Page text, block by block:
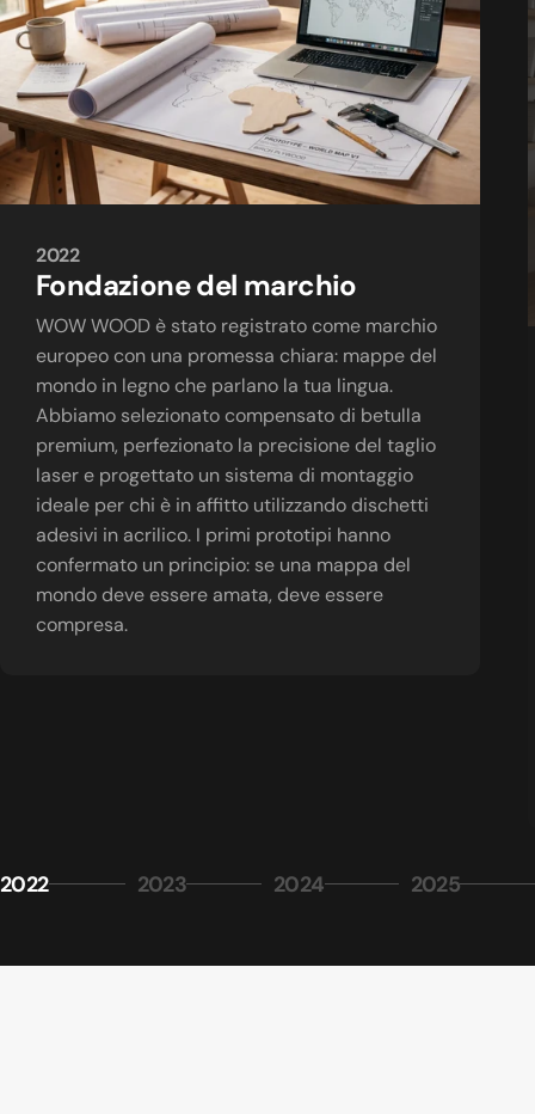
2022
Fondazionedel marchio
WOW WOOD è stato registrato come marchio
europeo con una promessa chiara: mappe del
mondo in legno che parlano la tua lingua.
Abbiamo selezionato compensato di betulla
premium, perfezionato la precisione del taglio
laser e progettato un sistema di montaggio
ideale per chi è in affitto utilizzando dischetti
adesivi in acrilico. I primi prototipi hanno
confermato un principio: se una mappa del
mondo deve essere amata, deve essere
compresa.
Pagina 1
2022
Pagina 2
2023
Pagina 3
2024
Pagina 4
2025